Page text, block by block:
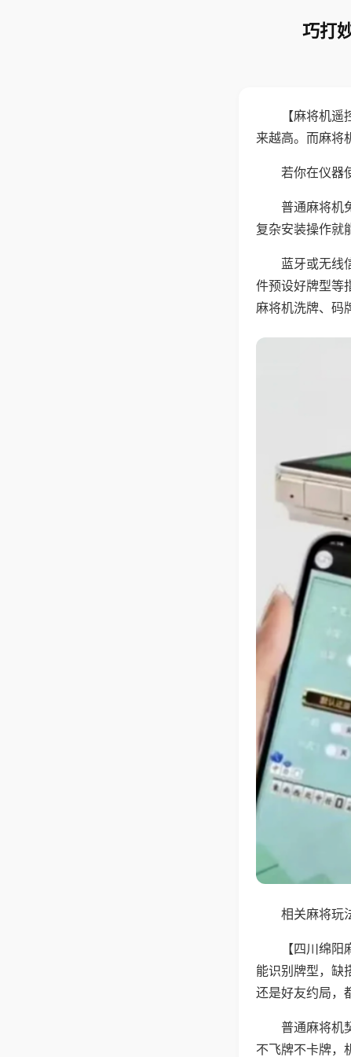
巧打
【麻将机
来越高。而麻将
若你在仪器
普通麻将机
复杂安装操作就
蓝牙或无线
件预设好牌型等
麻将机洗牌、码
相关麻将玩
【四川绵
能识别牌型，缺
还是好友约局，
普通麻将机
不飞牌不卡牌，